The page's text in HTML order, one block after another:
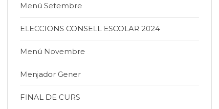
Menú Setembre
ELECCIONS CONSELL ESCOLAR 2024
Menú Novembre
Menjador Gener
FINAL DE CURS